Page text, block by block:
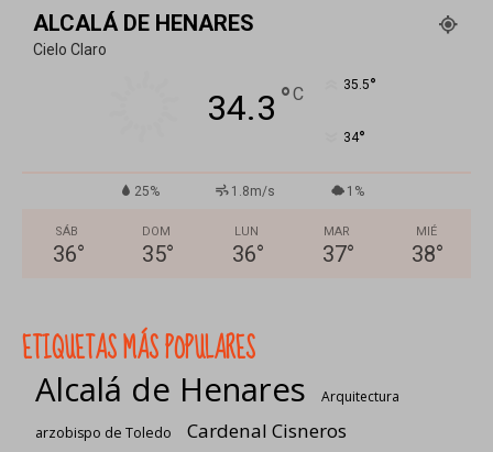
ALCALÁ DE HENARES
Cielo Claro
34.3 °C 35.5°
34°
25% 1.8m/s 1%
SÁB
36°
DOM
35°
LUN
36°
MAR
37°
MIÉ
38°
ETIQUETAS MÁS POPULARES
Alcalá de Henares
Arquitectura
arzobispo de Toledo
Cardenal Cisneros